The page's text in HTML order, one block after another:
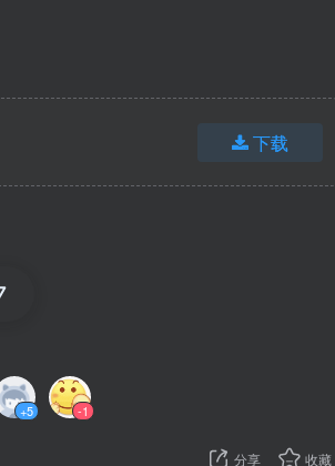
下载
+5 -1
分享 收藏